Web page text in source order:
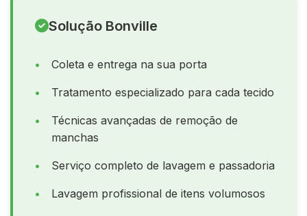
Solução Bonville
Coleta e entrega na sua porta
Tratamento especializado para cada tecido
Técnicas avançadas de remoção de
manchas
Serviço completo de lavagem e passadoria
Lavagem profissional de itens volumosos